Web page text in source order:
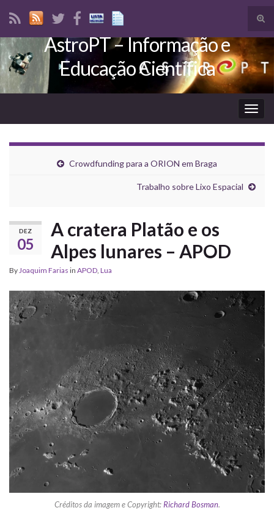
Search for:
AstroPT – Informação e
Educação Científica
Crowdfunding para a ORION em Braga
Trabalho sobre Lixo Espacial
DEZ
05
A cratera Platão e os
Alpes lunares – APOD
ByJoaquim Farias in APOD, Lua
Créditos da imagem e Copyright: Richard Bosman.